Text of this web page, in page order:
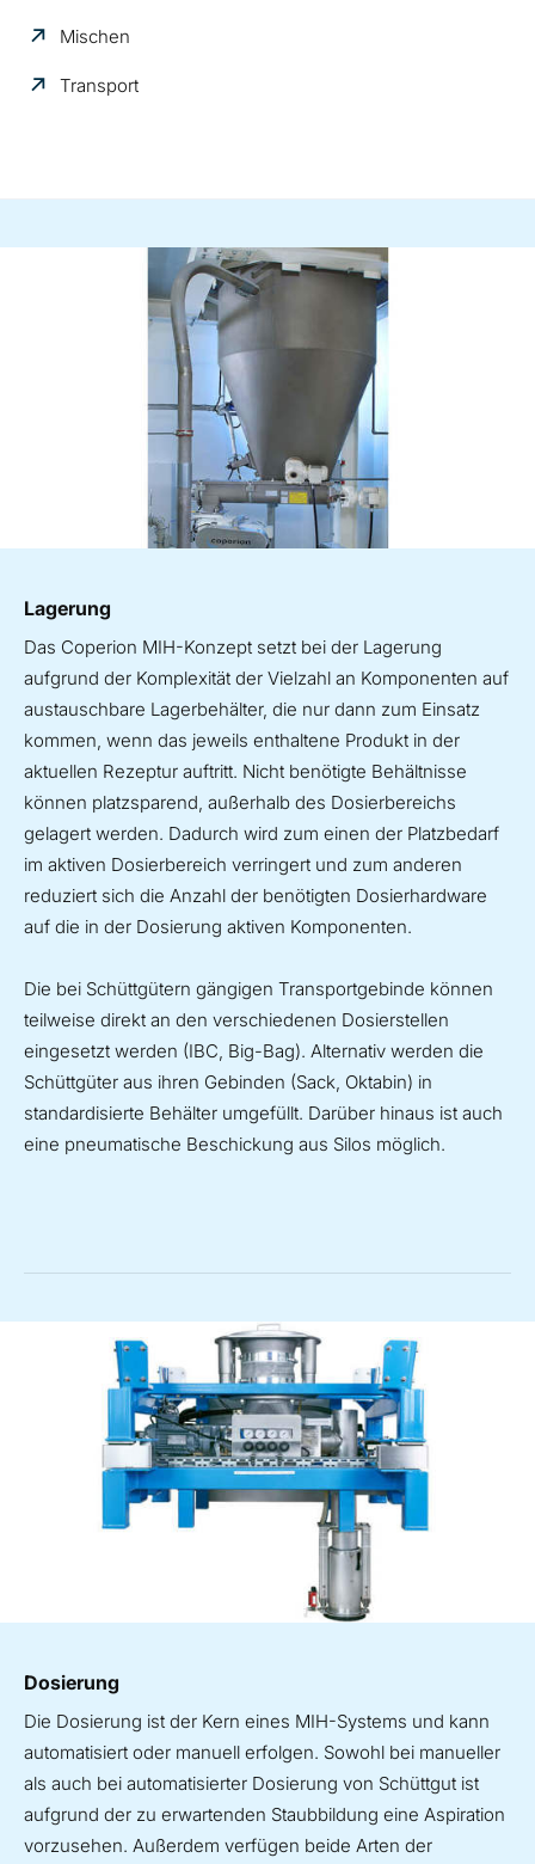
Mischen
Transport
Lagerung
Das Coperion MIH-Konzept setzt bei der Lagerung
aufgrund der Komplexität der Vielzahl an Komponenten auf
austauschbare Lagerbehälter, die nur dann zum Einsatz
kommen, wenn das jeweils enthaltene Produkt in der
aktuellen Rezeptur auftritt. Nicht benötigte Behältnisse
können platzsparend, außerhalb des Dosierbereichs
gelagert werden. Dadurch wird zum einen der Platzbedarf
im aktiven Dosierbereich verringert und zum anderen
reduziert sich die Anzahl der benötigten Dosierhardware
auf die in der Dosierung aktiven Komponenten.
Die bei Schüttgütern gängigen Transportgebinde können
teilweise direkt an den verschiedenen Dosierstellen
eingesetzt werden (IBC, Big-Bag). Alternativ werden die
Schüttgüter aus ihren Gebinden (Sack, Oktabin) in
standardisierte Behälter umgefüllt. Darüber hinaus ist auch
eine pneumatische Beschickung aus Silos möglich.
Dosierung
Die Dosierung ist der Kern eines MIH-Systems und kann
automatisiert oder manuell erfolgen. Sowohl bei manueller
als auch bei automatisierter Dosierung von Schüttgut ist
aufgrund der zu erwartenden Staubbildung eine Aspiration
vorzusehen. Außerdem verfügen beide Arten der